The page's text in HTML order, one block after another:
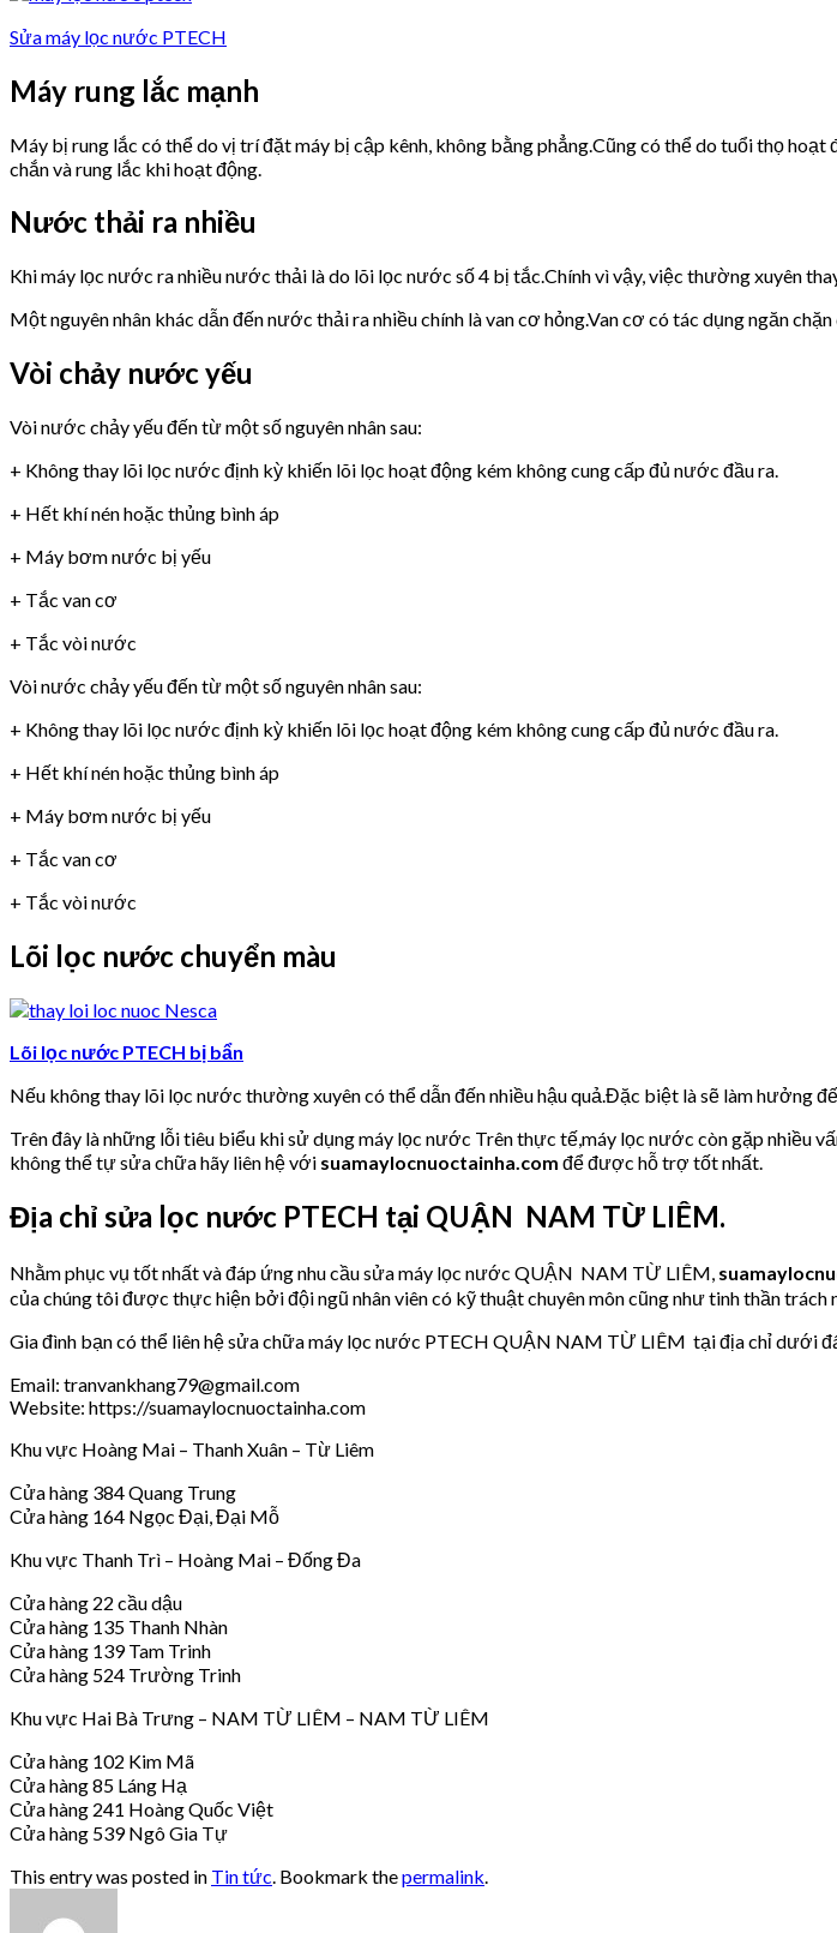
Sửa máy lọc nước PTECH
Máy rung lắc mạnh
Máy bị rung lắc có thể do vị trí đặt máy bị cập kênh, không bằng phẳng.Cũng có thể do tuổi thọ
chắn và rung lắc khi hoạt động.
Nước thải ra nhiều
Khi máy lọc nước ra nhiều nước thải là do lõi lọc nước số 4 bị tắc.Chính vì vậy, việc thường xuyên
Một nguyên nhân khác dẫn đến nước thải ra nhiều chính là van cơ hỏng.Van cơ có tác dụng ngăn
Vòi chảy nước yếu
Vòi nước chảy yếu đến từ một số nguyên nhân sau:
+ Không thay lõi lọc nước định kỳ khiến lõi lọc hoạt động kém không cung cấp đủ nước đầu ra.
+ Hết khí nén hoặc thủng bình áp
+ Máy bơm nước bị yếu
+ Tắc van cơ
+ Tắc vòi nước
Vòi nước chảy yếu đến từ một số nguyên nhân sau:
+ Không thay lõi lọc nước định kỳ khiến lõi lọc hoạt động kém không cung cấp đủ nước đầu ra.
+ Hết khí nén hoặc thủng bình áp
+ Máy bơm nước bị yếu
+ Tắc van cơ
+ Tắc vòi nước
Lõi lọc nước chuyển màu
Lõi lọc nước PTECH bị bẩn
Nếu không thay lõi lọc nước thường xuyên có thể dẫn đến nhiều hậu quả.Đặc biệt là sẽ làm hưởng
Trên đây là những lỗi tiêu biểu khi sử dụng máy lọc nước Trên thực tế,máy lọc nước còn gặp nhiều
không thể tự sửa chữa hãy liên hệ với suamaylocnuoctainha.com để được hỗ trợ tốt nhất.
Địa chỉ sửa lọc nước PTECH tại QUẬN NAM TỪ LIÊM.
Nhằm phục vụ tốt nhất và đáp ứng nhu cầu sửa máy lọc nước QUẬN NAM TỪ LIÊM,
của chúng tôi được thực hiện bởi đội ngũ nhân viên có kỹ thuật chuyên môn cũng như tinh thần trách
Gia đình bạn có thể liên hệ sửa chữa máy lọc nước PTECH QUẬN NAM TỪ LIÊM tại địa chỉ dưới
Email: tranvankhang79@gmail.com
Website: https://suamaylocnuoctainha.com
Khu vực Hoàng Mai – Thanh Xuân – Từ Liêm
Cửa hàng 384 Quang Trung
Cửa hàng 164 Ngọc Đại, Đại Mỗ
Khu vực Thanh Trì – Hoàng Mai – Đống Đa
Cửa hàng 22 cầu dậu
Cửa hàng 135 Thanh Nhàn
Cửa hàng 139 Tam Trinh
Cửa hàng 524 Trường Trinh
Khu vực Hai Bà Trưng – NAM TỪ LIÊM – NAM TỪ LIÊM
Cửa hàng 102 Kim Mã
Cửa hàng 85 Láng Hạ
Cửa hàng 241 Hoàng Quốc Việt
Cửa hàng 539 Ngô Gia Tự
This entry was posted in Tin tức . Bookmark thepermalink